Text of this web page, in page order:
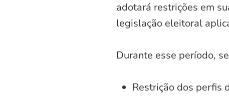
adotará restrições em
legislação eleitoral
Durante esse período,
Restrição dos perfis